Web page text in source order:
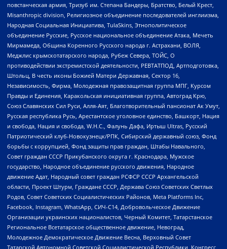
повстанческая армия, Тризуб им. Степана Бандеры, Братство, Белый Крест,
Misanthropic division, Религиозное объединение последователей инглиизма,
Народная Социальная Инициатива, TulaSkins, Этнополитическое
объединение Русские, Русское национальное объединение Атака, Мечеть
Мирмамеда, Община Коренного Русского народа г. Астрахани, ВОЛЯ,
Меджлис крымскотатарского народа, Рубеж Севера, ТОЙС, О
противодействии экстремистской деятельности, РЕВТАТПОД, Артподготовка,
Штольц, В честь иконы Божией Матери Державная, Сектор 16,
Независимость, Фирма, Молодежная правозащитная группа МПГ, Курсом
Правды и Единения, Каракольская инициативная группа, Автоград Крю,
Союз Славянских Сил Руси, Алля-Аят, Благотворительный пансионат Ак Умут,
Русская республика Русь, Арестантское уголовное единство, Башкорт, Нация
и свобода, Нация и свобода, W.H.С., Фалунь Дафа, Иртыш Ultras, Русский
Патриотический клуб-Новокузнецк/РПК, Сибирский державный союз, Фонд
борьбы с коррупцией, Фонд защиты прав граждан, Штабы Навального,
Совет граждан СССР Прикубанского округа г. Краснодара, Мужское
государство, Народное объединение русского движения, Народное
движение Адат, Народный совет граждан РСФСР СССР Архангельской
области, Проект Штурм, Граждане СССР, Держава Союз Советских Светлых
Родов, Совет Советских Социалистических Районов, Meta Platforms Inc,
Facebook, Instagram, WhatsApp, СИЧ-С14, Добровольческое Движение
Организации украинских националистов, Черный Комитет, Татарстанское
Региональное Всетатарское общественное движение, Невоград,
Молодежное Демократическое Движение Весна, Верховный Совет
Татарской Автономной Советской Социалистической Республики, Конгресс